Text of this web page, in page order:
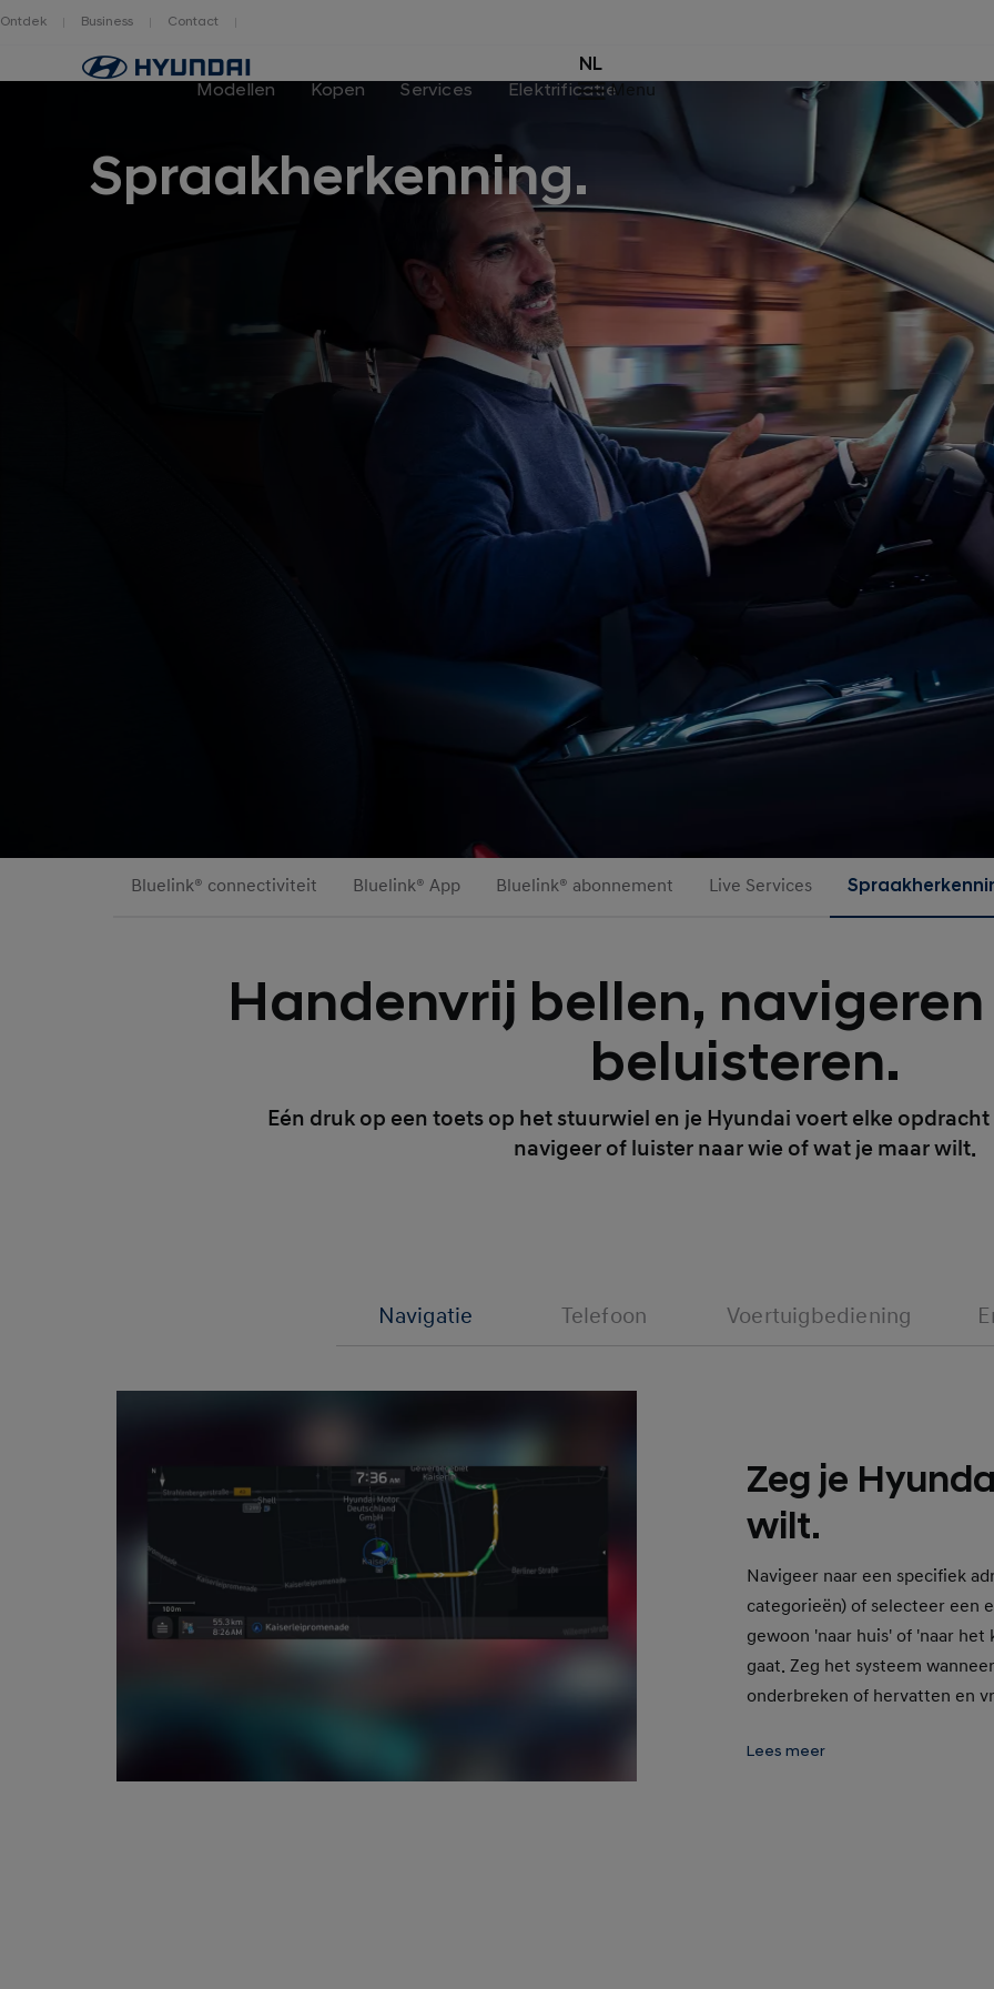
Ontdek Business Contact
Hyundai
logo
Modellen Kopen Services Elektrificatie
NL
Menu
Spraakherkenning.
Bluelink® connectiviteit Bluelink® App Bluelink® abonnement Live Services
Handenvrij bellen,
beluisteren.
Eén druk op een toets op het stuurwiel en je Hyundai voert elke
navigeer of luister naar wie of wat je maar wilt.
Navigatie Telefoon Voertuigbediening
Zeg je
wilt.
Navigeer naar een specifiek
categorieën) of selecteer een
gewoon 'naar huis' of 'naar
gaat. Zeg het systeem
onderbreken of hervatten en
Lees meer